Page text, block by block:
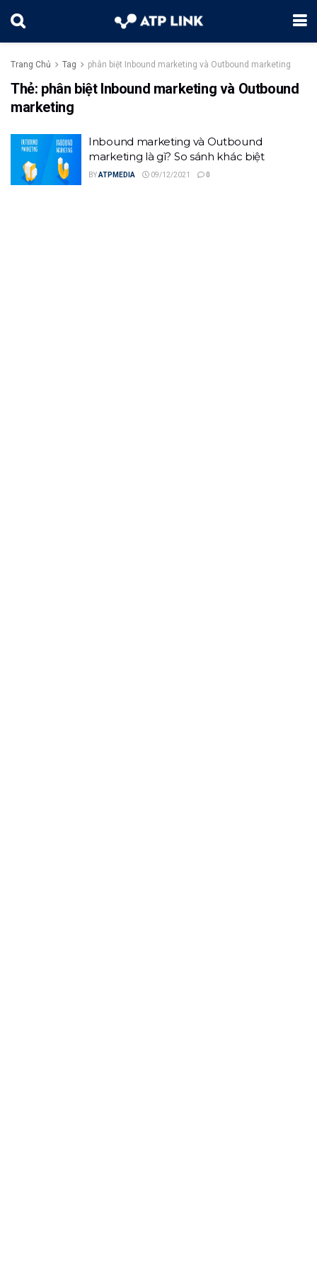
Trang Chủ Tag phân biệt Inbound marketing và Outbound marketing
Thẻ: phân biệt Inbound marketing và Outbound
marketing
Inbound marketing và Outbound
marketing là gì? So sánh khác biệt
BYATPMEDIA 09/12/2021 0